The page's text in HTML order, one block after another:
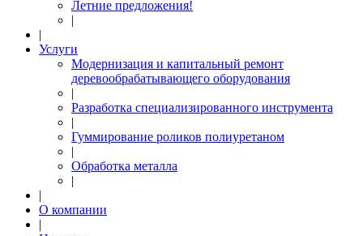
Летние предложения!
|
|
Услуги
Модернизация и капитальный ремонт
деревообрабатывающего оборудования
|
Разработка специализированного инструмента
|
Гуммирование роликов полиуретаном
|
Обработка металла
|
|
О компании
|